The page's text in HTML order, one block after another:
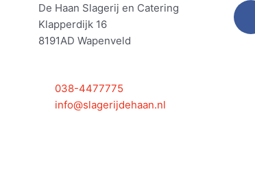
De Haan Slagerij en Catering
Klapperdijk 16
8191AD Wapenveld
038-4477775
info@slagerijdehaan.nl